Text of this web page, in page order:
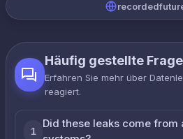
Häufig gestellte
Erfahren Sie mehr über
reagiert.
1
Did these leaks come from